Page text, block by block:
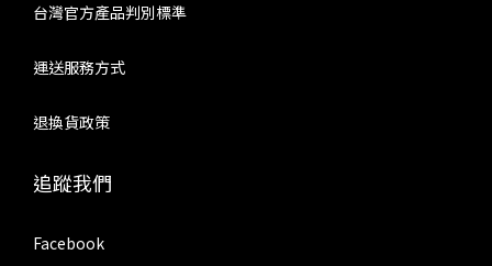
台灣官方產品判別標準
運送服務方式
退換貨政策
追蹤我們
Facebook